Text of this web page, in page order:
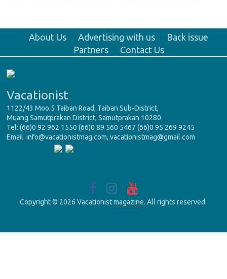
About Us Advertising with us
Back issue
Partners
Contact Us
Vacationist
1122/43 Moo.5 Taiban Road, Taiban Sub-District,
Muang Samutprakan District, Samutprakan 10280
Tel: (66)0 92 962 1550 (66)0 89 560 5467 (66)0 95 269 9245
Email: info@vacationistmag.com, vacationistmag@gmail.com
Copyright © 2026 Vacationistmagazine. All rights reserved.